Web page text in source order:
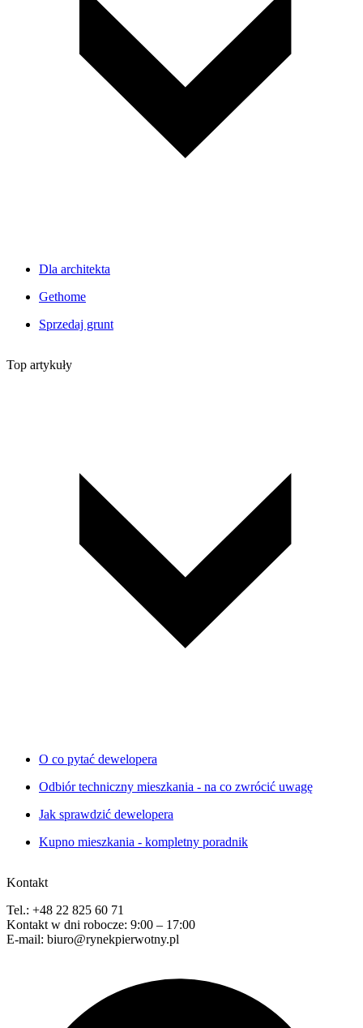
Dla architekta
Gethome
Sprzedaj grunt
Top artykuły
O co pytać dewelopera
Odbiór techniczny mieszkania - na co zwrócić uwagę
Jak sprawdzić dewelopera
Kupno mieszkania - kompletny poradnik
Kontakt
Tel.: +48 22 825 60 71
Kontakt w dni robocze: 9:00 – 17:00
E-mail: biuro@rynekpierwotny.pl